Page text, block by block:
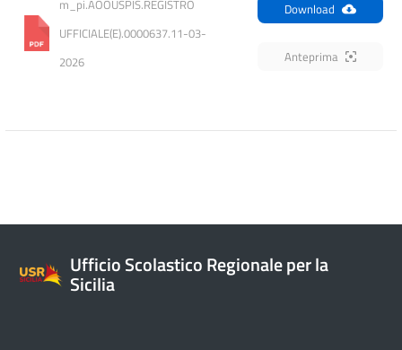
m_pi.AOOUSPIS.REGISTRO
UFFICIALE(E).0000637.11-03-
2026
Download
Anteprima
Ufficio Scolastico Regionale per la
Sicilia